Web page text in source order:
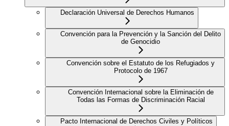
Declaración Universal de Derechos Humanos
Convención para la Prevención y la Sanción del Delito
de Genocidio
Convención sobre el Estatuto de los Refugiados y
Protocolo de 1967
Convención Internacional sobre la Eliminación de
Todas las Formas de Discriminación Racial
Pacto Internacional de Derechos Civiles y Políticos